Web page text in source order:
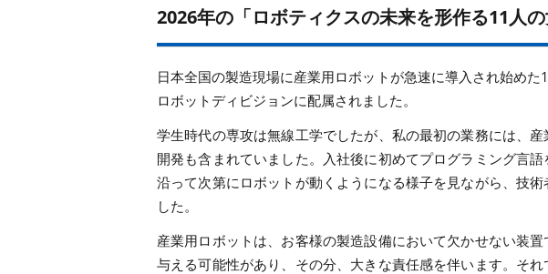
2026年の「ロボティクスの未来を形作る11人の
日本全国の製造現場に産業用ロボットが急速に導入され始めた
ロボットディビジョンに配属されました。
学生時代の専攻は無線工学でしたが、私の最初の業務には、
開発も含まれていました。入社後に初めてプログラミング言
沿って次第にロボットが動くようになる様子を見ながら、技
した。
産業用ロボットは、お客様の製造設備において欠かせない装
与える可能性があり、その分、大きな責任感を伴います。そ